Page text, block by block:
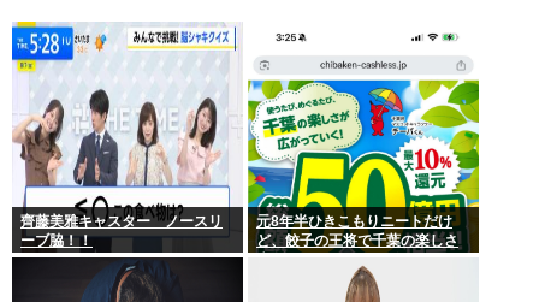
齊藤美雅キャスター ノースリ
ーブ脇！！
元8年半ひきこもりニートだけ
ど、餃子の王将で千葉の楽しさ